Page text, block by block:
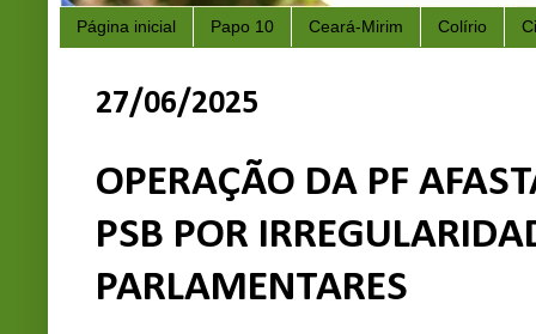
Página inicial Papo 10 Ceará-Mirim Colírio
27/06/2025
OPERAÇÃO DA PF
PSB POR
PARLAMENTARES